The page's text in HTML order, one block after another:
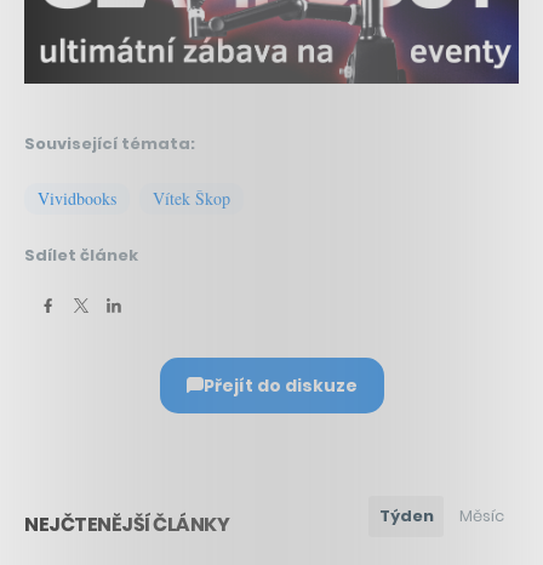
Související témata:
Vividbooks Vítek Škop
Sdílet článek
Přejít do diskuze
NEJČTENĚJŠÍ ČLÁNKY Týden Měsíc